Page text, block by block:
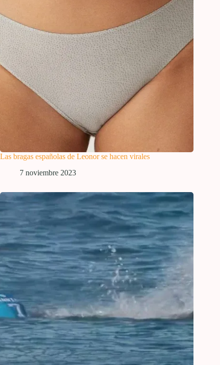
Las bragas españolas de Leonor se hacen virales
7 noviembre 2023